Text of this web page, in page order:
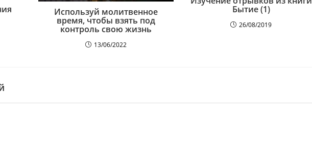
Используй молитвенное
время, чтобы взять под
контроль свою жизнь
13/06/2022
Бытие (1)
26/08/2019